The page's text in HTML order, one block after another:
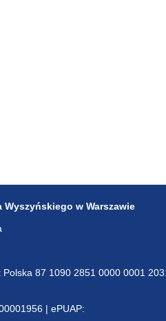
Wyszyńskiego w Warszawie
87 1090 2851 0000 0001
| ePUAP: